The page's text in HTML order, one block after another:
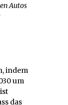
Autos
indem
um
das